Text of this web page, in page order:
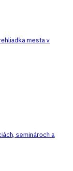
mesta v
seminároch a